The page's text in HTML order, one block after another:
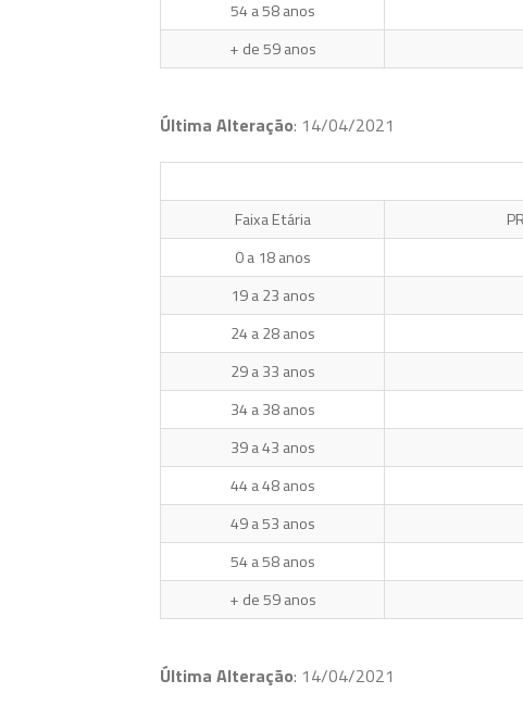
54 a 58 anos
+ de 59 anos
Última Alteração: 14/04/2021
Faixa Etária
0 a 18 anos
19 a 23 anos
24 a 28 anos
29 a 33 anos
34 a 38 anos
39 a 43 anos
44 a 48 anos
49 a 53 anos
54 a 58 anos
+ de 59 anos
Última Alteração: 14/04/2021